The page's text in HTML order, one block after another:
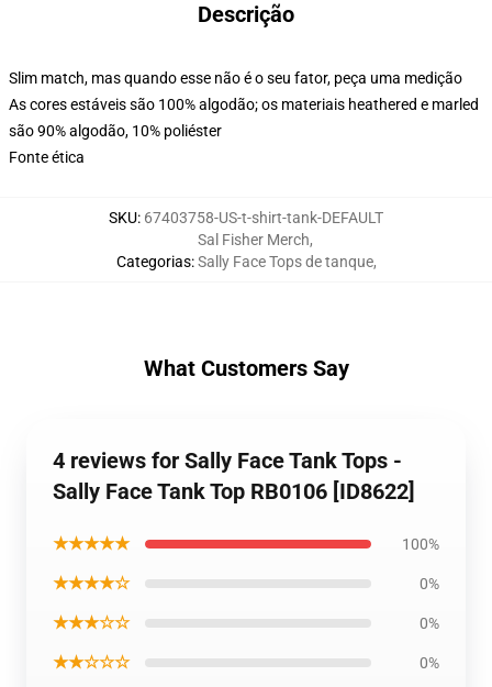
Descrição
Slim match, mas quando esse não é o seu fator, peça uma medição
As cores estáveis são 100% algodão; os materiais heathered e marled
são 90% algodão, 10% poliéster
Fonte ética
SKU: 67403758-US-t-shirt-tank-DEFAULT
Categorias:
Sal Fisher Merch,
Sally Face Tops de tanque,
What Customers Say
4 reviews for Sally Face Tank Tops -
Sally Face Tank Top RB0106 [ID8622]
★★★★★ 100%
★★★★☆ 0%
★★★☆☆ 0%
★★☆☆☆ 0%